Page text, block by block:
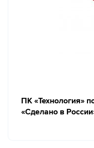
ПК «Технология»
«Сделано в